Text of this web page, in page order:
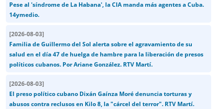
Pese al 'síndrome de La Habana', la CIA manda más agentes a Cuba.
14ymedio.
[2026-08-03]
Familia de Guillermo del Sol alerta sobre el agravamiento de su
salud en el día 47 de huelga de hambre para la liberación de presos
políticos cubanos. Por Ariane González. RTV Martí.
[2026-08-03]
El preso político cubano Dixán Gaínza Moré denuncia torturas y
abusos contra reclusos en Kilo 8, la "cárcel del terror". RTV Martí.